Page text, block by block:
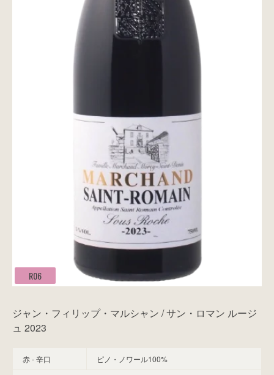
wine@とは
R06
ジャン・フィリップ・マルシャン / サン・ロマン ルージ
ュ 2023
赤 - 辛口 ピノ・ノワール100%